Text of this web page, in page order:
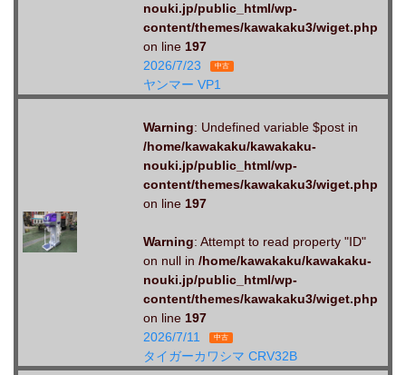
nouki.jp/public_html/wp-
content/themes/kawakaku3/wiget.php
on line 197
2026/7/23
中古
ヤンマー VP1
Warning: Undefined variable $post in
/home/kawakaku/kawakaku-
nouki.jp/public_html/wp-
content/themes/kawakaku3/wiget.php
on line 197
Warning: Attempt to read property "ID"
on null in /home/kawakaku/kawakaku-
nouki.jp/public_html/wp-
content/themes/kawakaku3/wiget.php
on line 197
2026/7/11
中古
タイガーカワシマ CRV32B